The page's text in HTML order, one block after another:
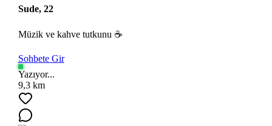
Sude, 22
Müzik ve kahve tutkunu ☕
Sohbete Gir
Yazıyor...
9,3 km